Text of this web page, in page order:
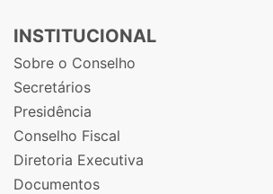
INSTITUCIONAL
Sobre o Conselho
Secretários
Presidência
Conselho Fiscal
Diretoria Executiva
Documentos